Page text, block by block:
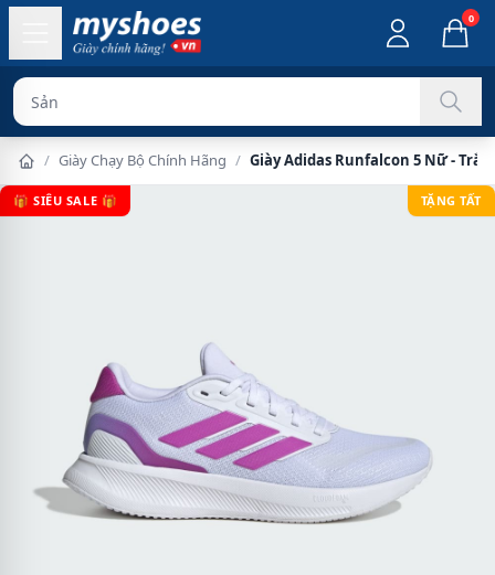
0
Sản phẩm chín
/ Giày Chạy Bộ Chính Hãng / Giày Adidas Runfalcon 5 Nữ -
🎁 SIÊU SALE 🎁 TẶNG TẤT